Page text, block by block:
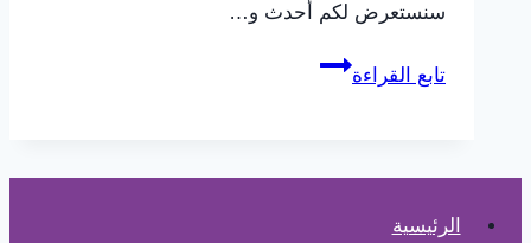
سنستعرض لكم أحدث و…
تابع القراءة
ديكور
الرئيسية